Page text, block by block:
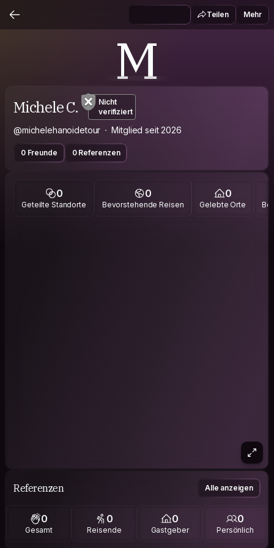
Teilen Mehr
M
Michele C.
Nicht
verifiziert
@michelehanoidetour Mitglied seit 2026
0 Freunde 0 Referenzen
0
Geteilte Standorte
0
Bevorstehende Reisen
0
Gelebte Orte
Referenzen Alle anzeigen
0
Gesamt
0
Reisende
0
Gastgeber
0
Persönlich